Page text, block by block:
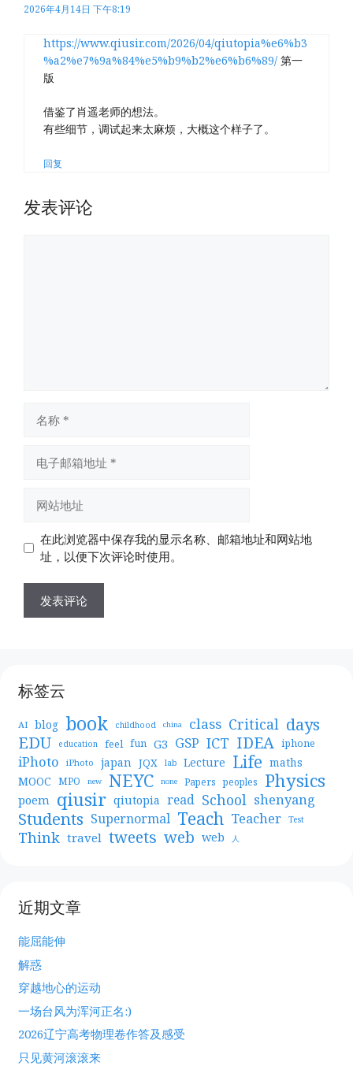
2026年4月14日 下午8:19
https://www.qiusir.com/2026/04/qiutopia%e6%b3
%a2%e7%9a%84%e5%b9%b2%e6%b6%89/ 第一
版
借鉴了肖遥老师的想法。
有些细节，调试起来太麻烦，大概这个样子了。
回复
发表评论
址
址
在此浏览器中保存我的显示名称、邮箱地址和网站地
址，以便下次评论时使用。
标签云
AI blog book childhood china class Critical days
EDU education feel fun G3 GSP ICT IDEA iphone
iPhoto iPhoto japan JQX lab Lecture Life maths
MOOC MPO new NEYC none Papers peoples Physics
poem qiusir qiutopia read School shenyang
Students Supernormal Teach Teacher Test
Think travel tweets web web 人
近期文章
能屈能伸
解惑
穿越地心的运动
一场台风为浑河正名:)
2026辽宁高考物理卷作答及感受
只见黄河滚滚来